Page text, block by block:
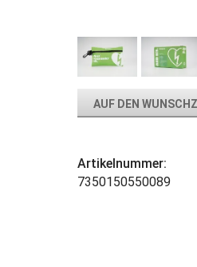
AUF DEN
Artikelnummer:
7350150550089